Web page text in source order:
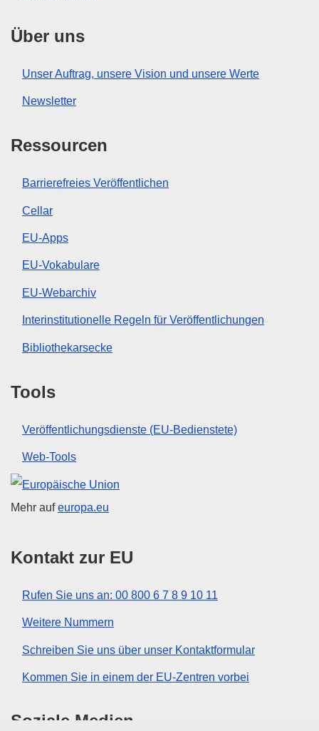
Über uns
Unser Auftrag, unsere Vision und unsere Werte
Newsletter
Ressourcen
Barrierefreies Veröffentlichen
Cellar
EU-Apps
EU-Vokabulare
EU-Webarchiv
Interinstitutionelle Regeln für Veröffentlichungen
Bibliothekarsecke
Tools
Veröffentlichungsdienste (EU-Bedienstete)
Web-Tools
Europäische Union
Mehr aufeuropa.eu
Kontakt zur EU
Rufen Sie uns an: 00 800 6 7 8 9 10 11
Weitere Nummern
Schreiben Sie uns über unser Kontaktformular
Kommen Sie in einem der EU-Zentren vorbei
Soziale Medien